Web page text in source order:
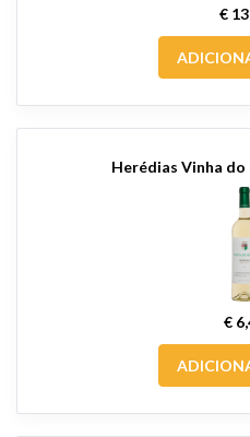
€
Herédias Vinha do
€